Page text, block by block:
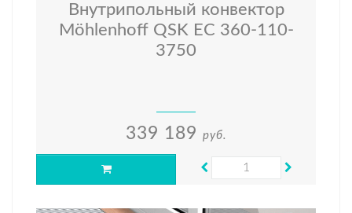
Внутрипольный конвектор
Möhlenhoff QSK EC 360-110-
3750
339 189 руб.